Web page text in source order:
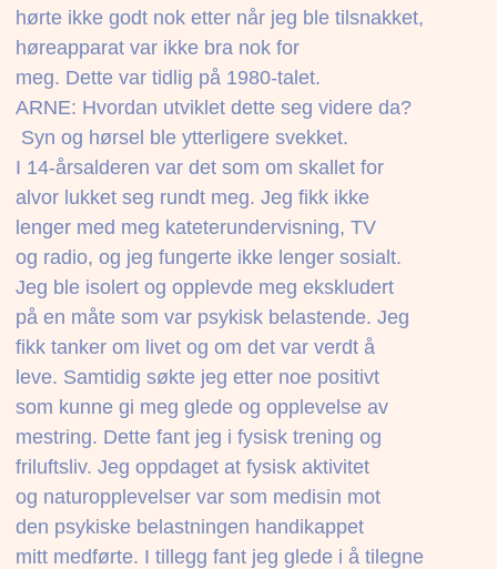
hørte ikke godt nok etter når jeg ble tilsnakket,
høreapparat var ikke bra nok for
meg. Dette var tidlig på 1980-talet.
ARNE: Hvordan utviklet dette seg videre da?
 Syn og hørsel ble ytterligere svekket.
I 14-årsalderen var det som om skallet for
alvor lukket seg rundt meg. Jeg fikk ikke
lenger med meg kateterundervisning, TV
og radio, og jeg fungerte ikke lenger sosialt.
Jeg ble isolert og opplevde meg ekskludert
på en måte som var psykisk belastende. Jeg
fikk tanker om livet og om det var verdt å
leve. Samtidig søkte jeg etter noe positivt
som kunne gi meg glede og opplevelse av
mestring. Dette fant jeg i fysisk trening og
friluftsliv. Jeg oppdaget at fysisk aktivitet
og naturopplevelser var som medisin mot
den psykiske belastningen handikappet
mitt medførte. I tillegg fant jeg glede i å tilegne